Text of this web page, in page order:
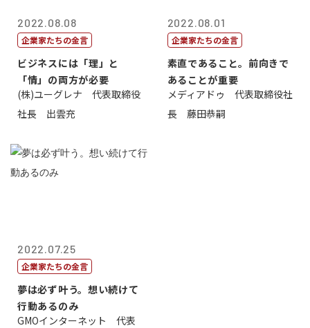
2022.08.08
企業家たちの金言
ビジネスには「理」と
「情」の両方が必要
(株)ユーグレナ 代表取締役
社長 出雲充
2022.08.01
企業家たちの金言
素直であること。前向きで
あることが重要
メディアドゥ 代表取締役社
長 藤田恭嗣
2022.07.25
企業家たちの金言
夢は必ず叶う。想い続けて
行動あるのみ
GMOインターネット 代表